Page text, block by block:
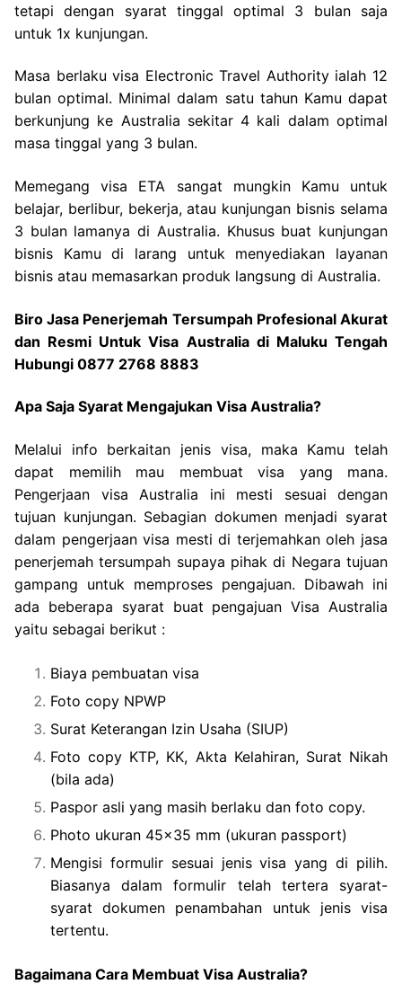
tetapi dengan syarat tinggal optimal 3 bulan saja
untuk 1x kunjungan.
Masa berlaku visa Electronic Travel Authority ialah 12
bulan optimal. Minimal dalam satu tahun Kamu dapat
berkunjung ke Australia sekitar 4 kali dalam optimal
masa tinggal yang 3 bulan.
Memegang visa ETA sangat mungkin Kamu untuk
belajar, berlibur, bekerja, atau kunjungan bisnis selama
3 bulan lamanya di Australia. Khusus buat kunjungan
bisnis Kamu di larang untuk menyediakan layanan
bisnis atau memasarkan produk langsung di Australia.
Biro Jasa Penerjemah Tersumpah Profesional Akurat
dan Resmi Untuk Visa Australia di Maluku Tengah
Hubungi 0877 2768 8883
Apa Saja Syarat Mengajukan Visa Australia?
Melalui info berkaitan jenis visa, maka Kamu telah
dapat memilih mau membuat visa yang mana.
Pengerjaan visa Australia ini mesti sesuai dengan
tujuan kunjungan. Sebagian dokumen menjadi syarat
dalam pengerjaan visa mesti di terjemahkan oleh jasa
penerjemah tersumpah supaya pihak di Negara tujuan
gampang untuk memproses pengajuan. Dibawah ini
ada beberapa syarat buat pengajuan Visa Australia
yaitu sebagai berikut :
Biaya pembuatan visa
Foto copy NPWP
Surat Keterangan Izin Usaha (SIUP)
Foto copy KTP, KK, Akta Kelahiran, Surat Nikah
(bila ada)
Paspor asli yang masih berlaku dan foto copy.
Photo ukuran 45×35 mm (ukuran passport)
Mengisi formulir sesuai jenis visa yang di pilih.
Biasanya dalam formulir telah tertera syarat-
syarat dokumen penambahan untuk jenis visa
tertentu.
Bagaimana Cara Membuat Visa Australia?